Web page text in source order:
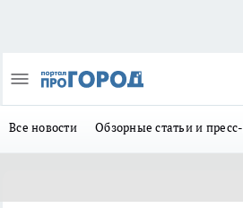
Все новости Обзорные статьи и